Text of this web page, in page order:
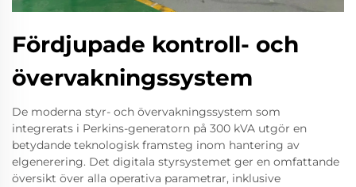
Fördjupade kontroll- och
övervakningssystem
De moderna styr- och övervakningssystem som
integrerats i Perkins-generatorn på 300 kVA utgör en
betydande teknologisk framsteg inom hantering av
elgenerering. Det digitala styrsystemet ger en omfattande
översikt över alla operativa parametrar, inklusive